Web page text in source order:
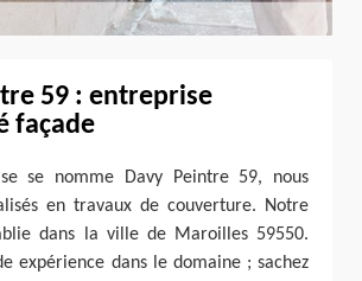
59 : entreprise
façade
se nomme Davy Peintre 59, nous
en travaux de couverture. Notre
dans la ville de Maroilles 59550.
expérience dans le domaine ; sachez